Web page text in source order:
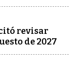
revisar
de 2027